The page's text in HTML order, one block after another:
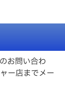
お問い合わ
ー店までメー